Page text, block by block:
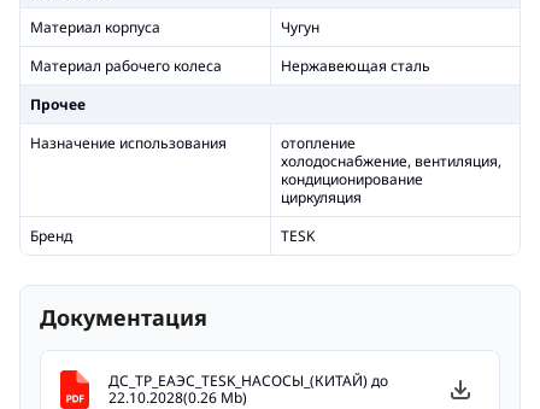
Материал корпуса
Чугун
Материал рабочего колеса
Нержавеющая сталь
Прочее
Назначение использования
отопление
холодоснабжение, вентиляция,
кондиционирование
циркуляция
Бренд
TESK
Документация
ДС_ТР_ЕАЭС_TESK_НАСОСЫ_(КИТАЙ) до
22.10.2028(0.26 Mb)